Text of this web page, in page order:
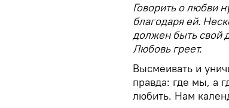
Говорить о любви
благодаря ей.
должен быть свой
Любовь греет.
Высмеивать и
правда: где мы, а
любить. Нам